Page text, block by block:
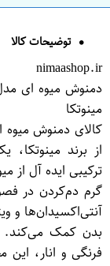
توضیحات کالا
nimaashop.ir
مینوتکا
از برند
ترکیبی ایده آل از
گرم دم‌کردن در
آنتی‌اکسیدان‌ها و
بدن کمک می‌کند.
فرنگی و انار،